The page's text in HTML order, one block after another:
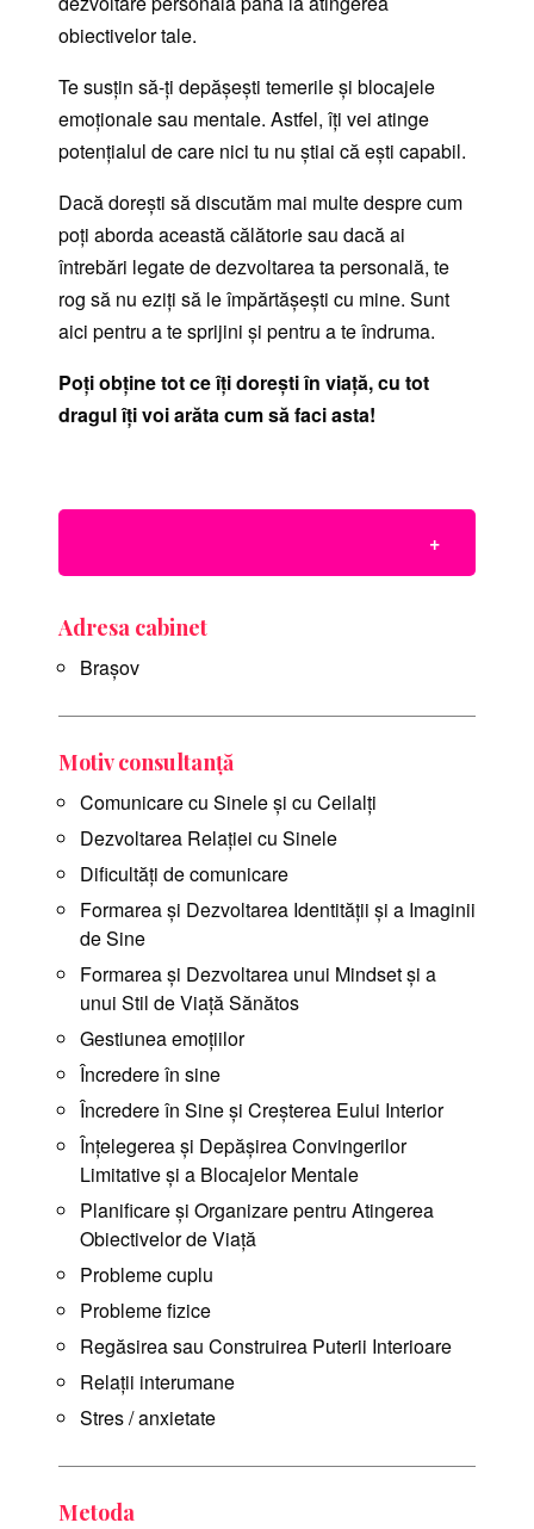
obiectivelor tale.
Te susțin să-ți depășești temerile și blocajele
emoționale sau mentale. Astfel, îți vei atinge
potențialul de care nici tu nu știai că ești capabil.
Dacă dorești să discutăm mai multe despre cum
poți aborda această călătorie sau dacă ai
întrebări legate de dezvoltarea ta personală, te
rog să nu eziți să le împărtășești cu mine. Sunt
aici pentru a te sprijini și pentru a te îndruma.
Poți obține tot ce îți dorești în viață, cu tot
dragul îți voi arăta cum să faci asta!
Adresa cabinet
Brașov
Motiv consultanță
Comunicare cu Sinele și cu Ceilalți
Dezvoltarea Relației cu Sinele
Dificultăți de comunicare
Formarea și Dezvoltarea Identității și a Imaginii
de Sine
Formarea și Dezvoltarea unui Mindset și a
unui Stil de Viață Sănătos
Gestiunea emoțiilor
Încredere în sine
Încredere în Sine și Creșterea Eului Interior
Înțelegerea și Depășirea Convingerilor
Limitative și a Blocajelor Mentale
Planificare și Organizare pentru Atingerea
Obiectivelor de Viață
Probleme cuplu
Probleme fizice
Regăsirea sau Construirea Puterii Interioare
Relații interumane
Stres / anxietate
Metoda